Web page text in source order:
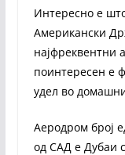
Интересно е
Американски
најфреквентни
поинтересен е
удел во
Аеродром број
од САД е Дубаи